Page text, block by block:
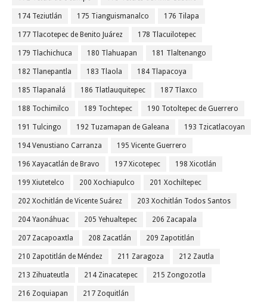
174 Teziutlán 175 Tianguismanalco 176 Tilapa
177 Tlacotepec de Benito Juárez 178 Tlacuilotepec
179 Tlachichuca 180 Tlahuapan 181 Tlaltenango
182 Tlanepantla 183 Tlaola 184 Tlapacoya
185 Tlapanalá 186 Tlatlauquitepec 187 Tlaxco
188 Tochimilco 189 Tochtepec 190 Totoltepec de Guerrero
191 Tulcingo 192 Tuzamapan de Galeana 193 Tzicatlacoyan
194 Venustiano Carranza 195 Vicente Guerrero
196 Xayacatlán de Bravo 197 Xicotepec 198 Xicotlán
199 Xiutetelco 200 Xochiapulco 201 Xochiltepec
202 Xochitlán de Vicente Suárez 203 Xochitlán Todos Santos
204 Yaonáhuac 205 Yehualtepec 206 Zacapala
207 Zacapoaxtla 208 Zacatlán 209 Zapotitlán
210 Zapotitlán de Méndez 211 Zaragoza 212 Zautla
213 Zihuateutla 214 Zinacatepec 215 Zongozotla
216 Zoquiapan 217 Zoquitlán